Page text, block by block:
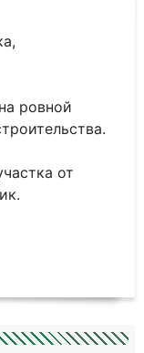
ровной
от